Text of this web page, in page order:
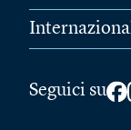
Seguici su